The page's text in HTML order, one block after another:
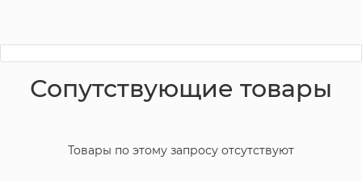
Сопутствующие товары
Товары по этому запросу отсутствуют